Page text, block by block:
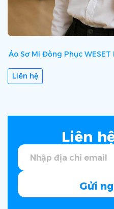
Áo Sơ Mi Đồng Phục WESET
Liên hệ
Liên
Gửi